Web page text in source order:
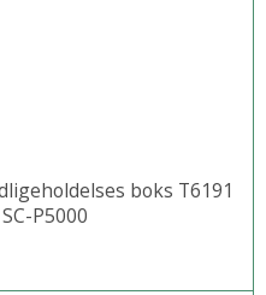
boks T6191
P5000